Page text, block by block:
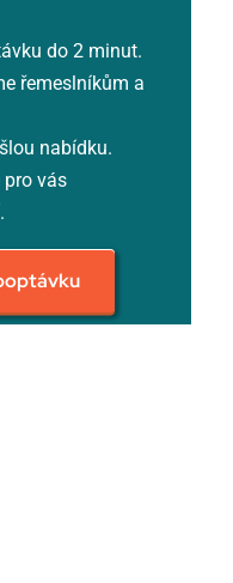
do 2 minut.
řemeslníkům a
nabídku.
pro vás